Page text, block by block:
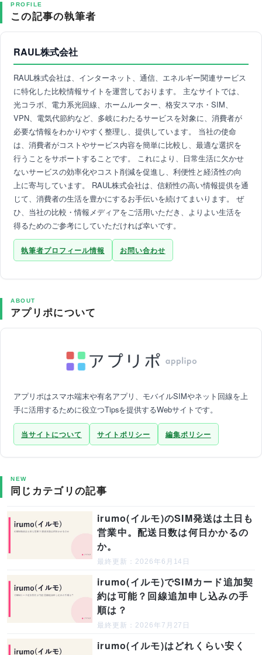
PROFILE
この記事の執筆者
RAUL株式会社
RAUL株式会社は、インターネット、通信、エネルギー関連サービス
に特化した比較情報サイトを運営しております。 主なサイトでは、
光コラボ、電力系光回線、ホームルーター、格安スマホ・SIM、
VPN、電気代節約など、多岐にわたるサービスを対象に、消費者が
必要な情報をわかりやすく整理し、提供しています。 当社の使命
は、消費者がコストやサービス内容を簡単に比較し、最適な選択を
行うことをサポートすることです。 これにより、日常生活に欠かせ
ないサービスの効率化やコスト削減を促進し、利便性と経済性の向
上に寄与しています。 RAUL株式会社は、信頼性の高い情報提供を通
じて、消費者の生活を豊かにするお手伝いを続けてまいります。 ぜ
ひ、当社の比較・情報メディアをご活用いただき、よりよい生活を
得るためのご参考にしていただければ幸いです。
執筆者プロフィール情報 お問い合わせ
ABOUT
アプリポについて
アプリポはスマホ端末や有名アプリ、モバイルSIMやネット回線を上
手に活用するために役立つTipsを提供するWebサイトです。
当サイトについて サイトポリシー 編集ポリシー
NEW
同じカテゴリの記事
irumo(イルモ)のSIM発送は土日も
営業中。配送日数は何日かかるの
か。
最終更新：2026年6月14日
irumo(イルモ)でSIMカード追加契
約は可能？回線追加申し込みの手
順は？
最終更新：2026年7月27日
irumo(イルモ)はどれくらい安く